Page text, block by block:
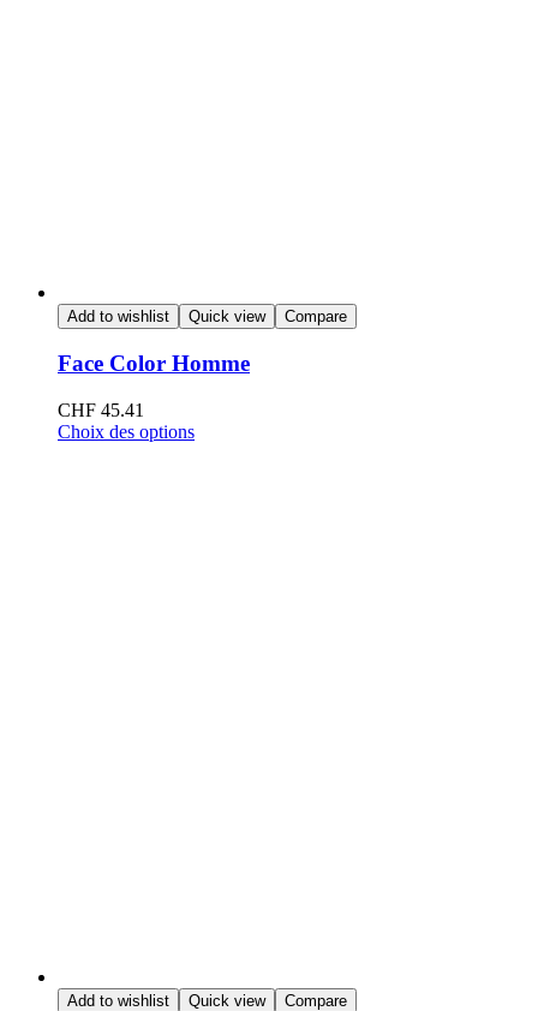
Add to wishlist Quick view Compare
Face Color Homme
CHF 45.41
Choix des options
Add to wishlist Quick view Compare